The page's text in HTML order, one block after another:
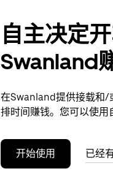
自主决定
Swanland
在Swanland提供接载和/
排时间赚钱。您可以使用
开始使用 已经